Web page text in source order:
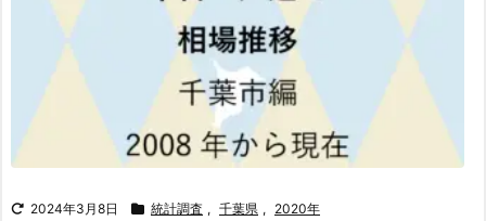
2024年3月8日 統計調査 , 千葉県 , 2020年